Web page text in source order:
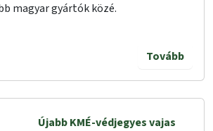
magyar gyártók közé.
Tovább
Újabb KMÉ-védjegyes vajas